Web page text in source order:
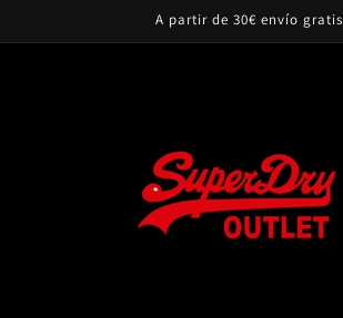
A partir de 30€ envío gratis